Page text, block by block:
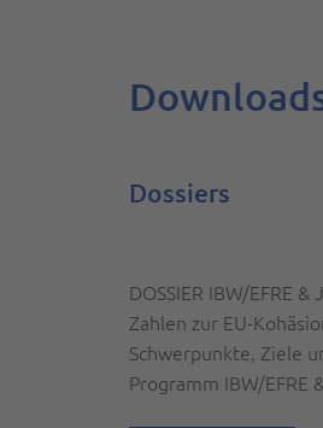
Dossiers
DOSSIER IBW/EFRE
Zahlen zur EU-
Schwerpunkte, Ziele
Programm IBW/EFRE